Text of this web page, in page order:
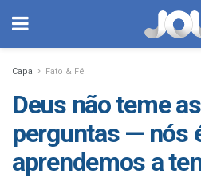
Capa Fato & Fé
Deus não teme
perguntas — nós
aprendemos a